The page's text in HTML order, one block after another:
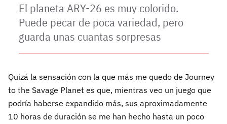
El planeta ARY-26 es muy colorido.
Puede pecar de poca variedad, pero
guarda unas cuantas sorpresas
Quizá la sensación con la que más me quedo de Journey
to the Savage Planet es que, mientras veo un juego que
podría haberse expandido más, sus aproximadamente
10 horas de duración se me han hecho hasta un poco